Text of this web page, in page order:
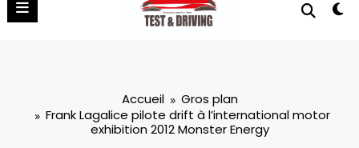
Accueil
Gros plan
Frank Lagalice pilote drift à l’international motor
exhibition 2012 Monster Energy